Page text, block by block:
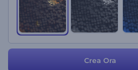
Crea Ora